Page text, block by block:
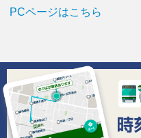
PCページはこちら